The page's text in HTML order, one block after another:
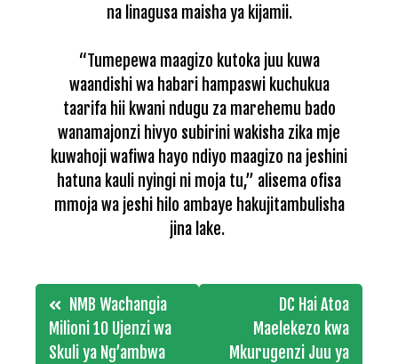
na linagusa maisha ya kijamii.
“Tumepewa maagizo kutoka juu kuwa
waandishi wa habari hampaswi kuchukua
taarifa hii kwani ndugu za marehemu bado
wanamajonzi hivyo subirini wakisha zika mje
kuwahoji wafiwa hayo ndiyo maagizo na jeshini
hatuna kauli nyingi ni moja tu,” alisema ofisa
mmoja wa jeshi hilo ambaye hakujitambulisha
jina lake.
Post
navigation
NMB Wachangia
Milioni 10 Ujenzi wa
Skuli ya Ng’ambwa
DC Hai Atoa
Maelekezo kwa
Mkurugenzi Juu ya